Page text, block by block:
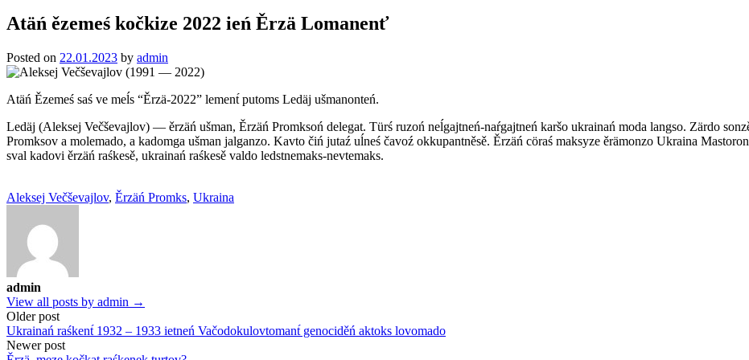
Atäń ězemeś kočkize 2022 ień Ěrzä Lomanenť
Posted on 22.01.2023 by admin
Atäń Ězemeś saś ve meĺs “Ěrzä-2022” lement́ putoms Ledäj ušmanonteń.
Ledäj (Aleksej Večševajlov) — ěrzäń ušman, Ěrzäń Promksoń delegat. Türś ruzoń neĺgajtneń-naŕgajtneń karšo ukrainań moda langso. Zärdo
Promksov a molemado, a kadomga ušman jalganzo. Kavto čiń jutaź uĺneś čavoź okkupantněsě. Ěrzäń cöraś maksyze ěrämonzo Ukraina
sval kadovi ěrzäń raśkesě, ukrainań raśkesě valdo ledstnemaks-nevtemaks.
Aleksej Večševajlov, Ěrzäń Promks, Ukraina
admin
View all posts by admin →
Post
navigation
Older post
Ukrainań raśkent́ 1932 – 1933 ietneń Vačodokulovtomant́ genociděń aktoks lovomado
Newer post